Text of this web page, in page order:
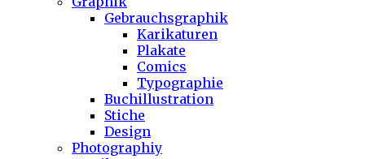
Gebrauchsgraphik
Karikaturen
Plakate
Comics
Typographie
Buchillustration
Stiche
Design
Photographiy